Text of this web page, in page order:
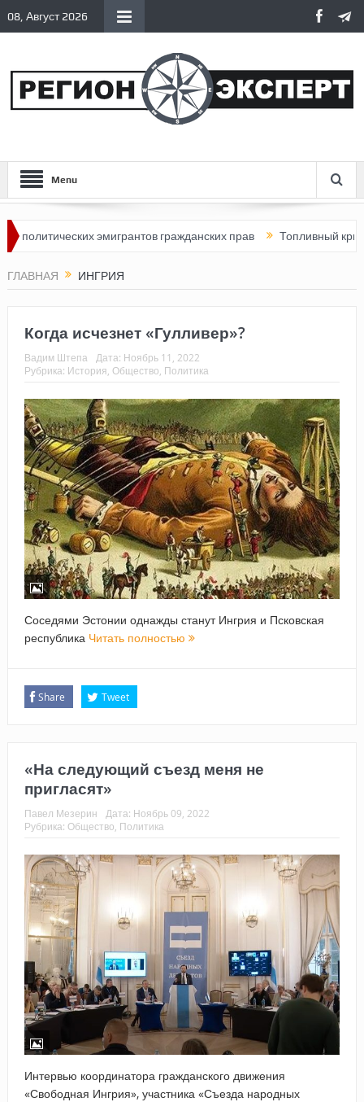
08, Август 2026
Menu
эмигрантов гражданских прав Топливный кризис в
ГЛАВНАЯ ИНГРИЯ
Когда исчезнет «Гулливер»?
Вадим Штепа Дата: Ноябрь 11, 2022
Рубрика: История Общество Политика
Соседями Эстонии однажды станут Ингрия и Псковская
республика Читать полностью
Share Tweet
«На следующий съезд меня не
пригласят»
Павел Мезерин Дата: Ноябрь 09, 2022
Рубрика: Общество Политика
Интервью координатора гражданского движения
«Свободная Ингрия», участника «Съезда народных